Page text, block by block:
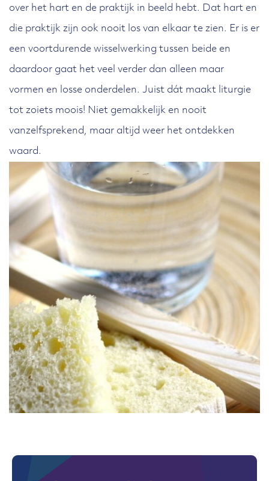
over het hart en de praktijk in beeld hebt. Dat hart en
die praktijk zijn ook nooit los van elkaar te zien. Er is er
een voortdurende wisselwerking tussen beide en
daardoor gaat het veel verder dan alleen maar
vormen en losse onderdelen. Juist dát maakt liturgie
tot zoiets moois! Niet gemakkelijk en nooit
vanzelfsprekend, maar altijd weer het ontdekken
waard.